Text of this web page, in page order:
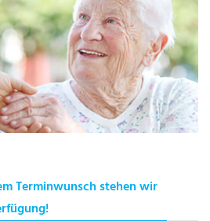
Terminwunsch stehen wir